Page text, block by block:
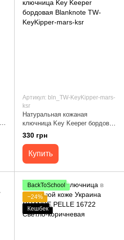
Артикул: bln_TW-KeyKipper-mars-
ksr
Натуральная кожаная
ключница Key Keeper бордовая
Blanknote TW-KeyKipper-mars-
330 грн
Купить
BackToSchool
−24%
Кешбек